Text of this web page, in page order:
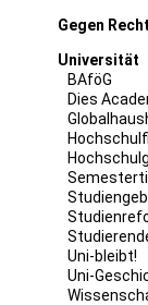
Gegen
Universität
BAföG
Dies
Uni-bleibt!
Uni-